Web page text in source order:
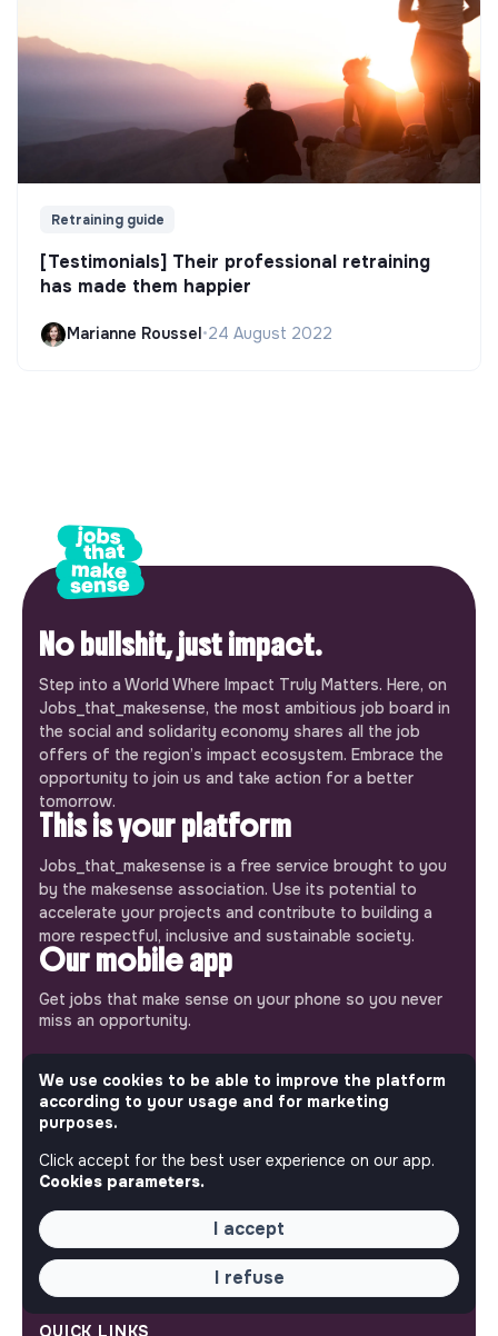
Retraining guide
[Testimonials] Their professional retraining
has made them happier
Marianne Roussel•24 August 2022
No bullshit, just impact.
Step into a World Where Impact Truly Matters. Here, on
Jobs_that_makesense, the most ambitious job board in
the social and solidarity economy shares all the job
offers of the region’s impact ecosystem. Embrace the
opportunity to join us and take action for a better
tomorrow.
This is your platform
Jobs_that_makesense is a free service brought to you
by the makesense association. Use its potential to
accelerate your projects and contribute to building a
more respectful, inclusive and sustainable society.
Our mobile app
Get jobs that make sense on your phone so you never
miss an opportunity.
iPhone Android
ABOUT
Our mission and impact
QUICK LINKS
We use cookies to be able to improve the platform
according to your usage and for marketing
purposes.
Click accept for the best user experience on our app.
Cookies parameters.
I accept
I refuse